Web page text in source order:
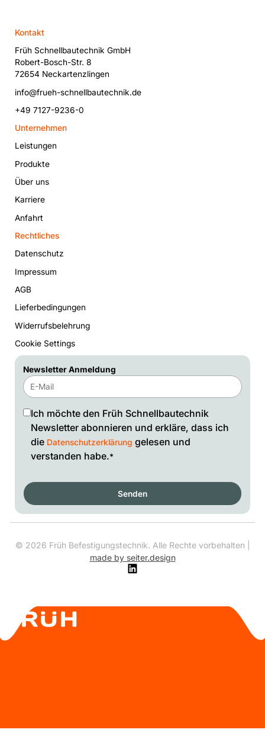
Kontakt
Früh Schnellbautechnik GmbH
Robert-Bosch-Str. 8
72654 Neckartenzlingen
info@frueh-schnellbautechnik.de
+49 7127-9236-0
Unternehmen
Leistungen
Produkte
Über uns
Karriere
Anfahrt
Rechtliches
Datenschutz
Impressum
AGB
Lieferbedingungen
Widerrufsbelehrung
Cookie Settings
Newsletter Anmeldung
Ich möchte den Früh Schnellbautechnik
Newsletter abonnieren und erkläre, dass ich
die Datenschutzerklärung gelesen und
verstanden habe.*
Senden
© 2026 Früh Befestigungstechnik. Alle Rechte vorbehalten |
made by seiter.design